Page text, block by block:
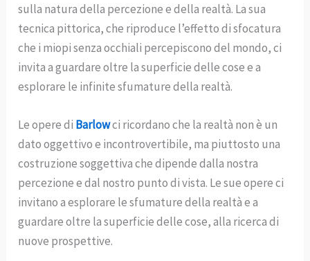
sulla natura della percezione e della realtà. La sua
tecnica pittorica, che riproduce l’effetto di sfocatura
che i miopi senza occhiali percepiscono del mondo, ci
invita a guardare oltre la superficie delle cose e a
esplorare le infinite sfumature della realtà.
Le opere di Barlowci ricordano che la realtà non è un
dato oggettivo e incontrovertibile, ma piuttosto una
costruzione soggettiva che dipende dalla nostra
percezione e dal nostro punto di vista. Le sue opere ci
invitano a esplorare le sfumature della realtà e a
guardare oltre la superficie delle cose, alla ricerca di
nuove prospettive.